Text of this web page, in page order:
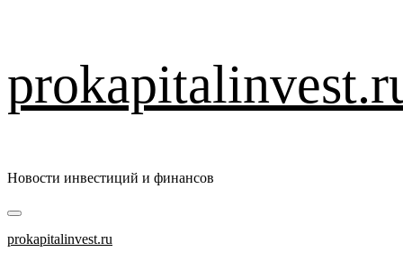
к
содержимому
Новости инвестиций и финансов
Основное
меню
prokapitalinvest.ru